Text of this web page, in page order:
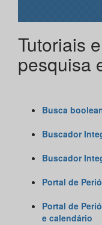
Tutoriais
pesquisa
Busca
Buscador
Buscador
Portal de
Portal de
e calendário